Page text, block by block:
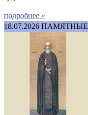
подробнее »
18.07.2026